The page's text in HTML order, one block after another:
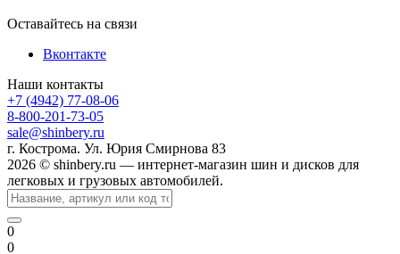
Оставайтесь на связи
Вконтакте
Наши контакты
+7 (4942) 77-08-06
8-800-201-73-05
sale@shinbery.ru
г. Кострома. Ул. Юрия Смирнова 83
2026 © shinbery.ru — интернет-магазин шин и дисков для
легковых и грузовых автомобилей.
0
0